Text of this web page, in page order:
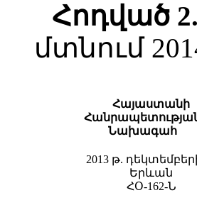
Հոդված 2.
մտնում
Հայաստանի
Նախագահ
2013 թ.
Երևան
ՀՕ-162-Ն